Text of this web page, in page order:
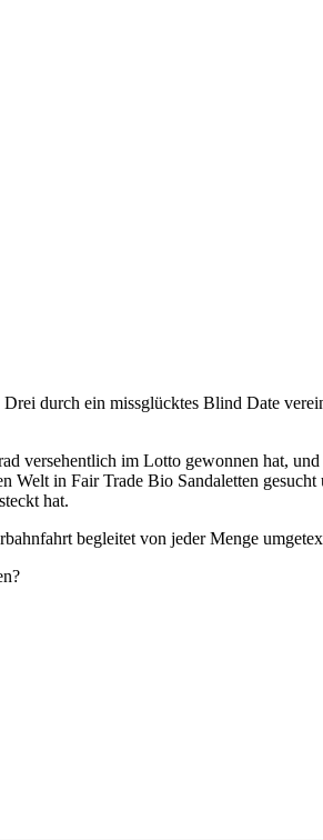
durch ein missglücktes Blind Date
versehentlich im Lotto gewonnen hat,
in Fair Trade Bio Sandaletten
hat.
begleitet von jeder Menge